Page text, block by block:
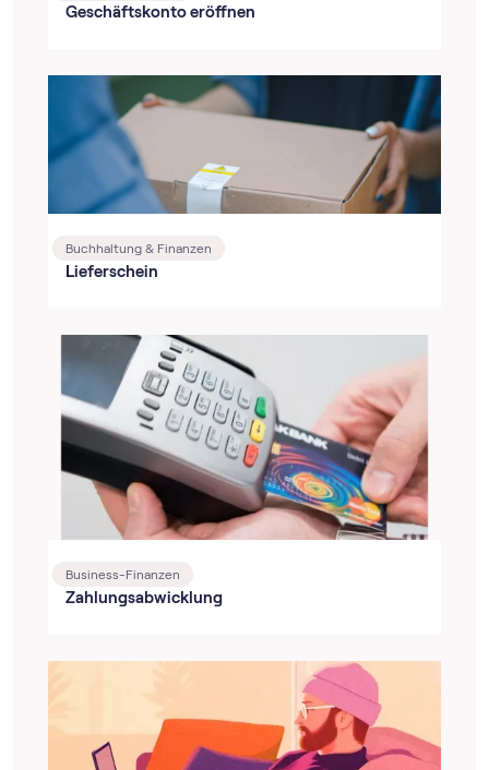
Geschäftskonto eröffnen
Buchhaltung & Finanzen
Lieferschein
Business-Finanzen
Zahlungsabwicklung